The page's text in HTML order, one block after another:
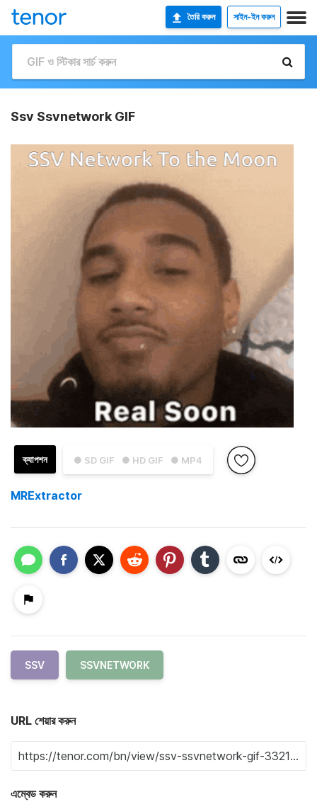
তৈরি করুন সাইন-ইন করুন
Ssv Ssvnetwork GIF
● SD GIF ● HD GIF ● MP4
ক্যাপশন
MRExtractor
SSV SSVNETWORK
URL শেয়ার করুন
এম্বেড করুন